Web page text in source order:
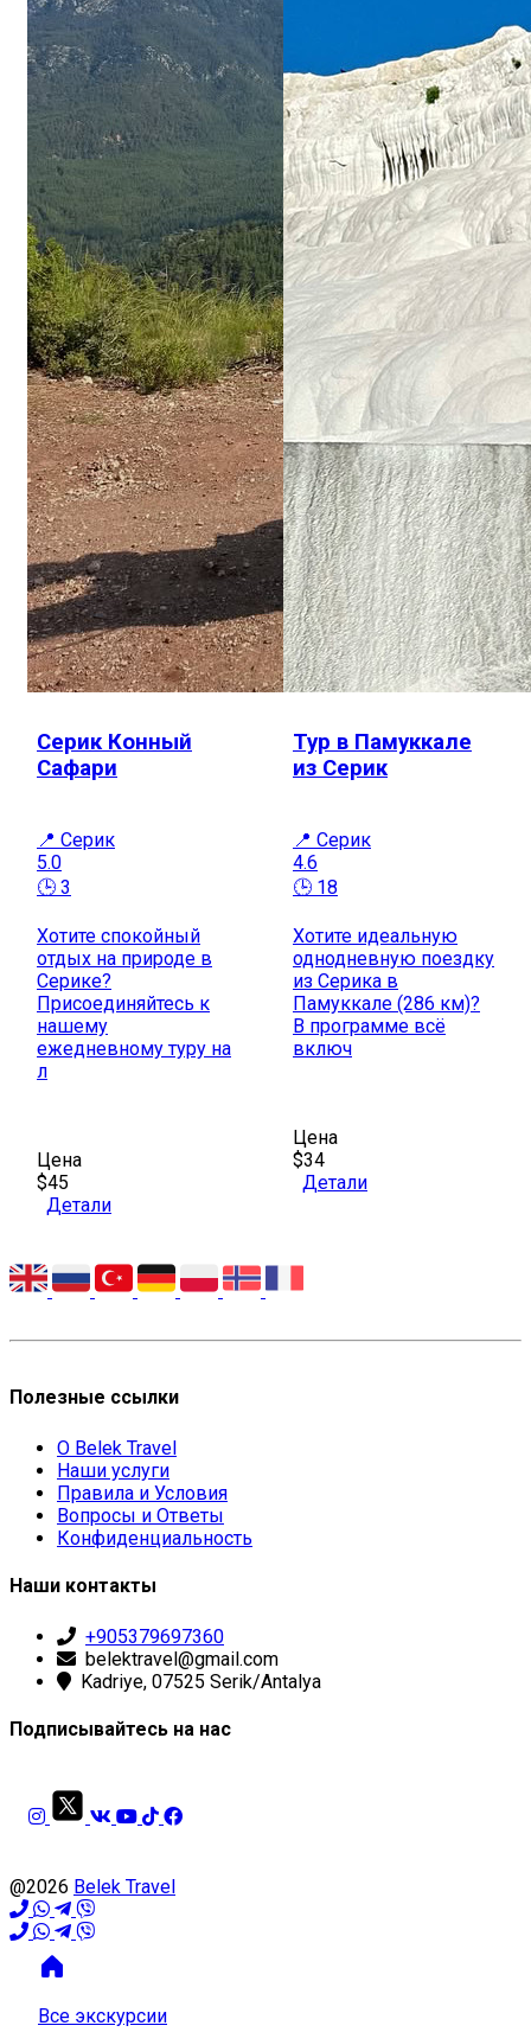
Серик Конный
Сафари
📍 Серик
5.0
🕒 3
Хотите спокойный
отдых на природе в
Серике?
Присоединяйтесь к
нашему
ежедневному туру на
л
Цена
$45
Детали
Тур в Памуккале
из Серик
📍 Серик
4.6
🕒 18
Хотите идеальную
однодневную поездку
из Серика в
Памуккале (286 км)?
В программе всё
включ
Цена
$34
Детали
Полезные ссылки
О Belek Travel
Наши услуги
Правила и Условия
Вопросы и Ответы
Конфиденциальность
Наши контакты
+905379697360
belektravel@gmail.com
Kadriye, 07525 Serik/Antalya
Подписывайтесь на нас
@2026 Belek Travel
Все экскурсии